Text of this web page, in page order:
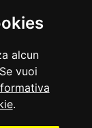
alcun
vuoi
.